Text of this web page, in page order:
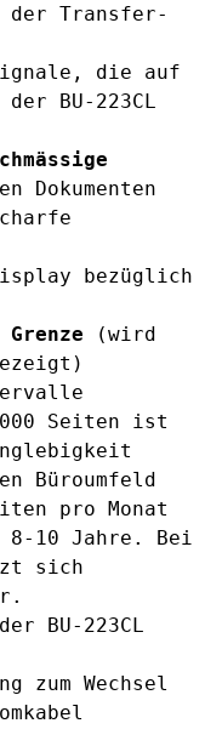
der Transfer-
die auf
BU-223CL
Dokumenten
bezüglich
(wird
Seiten ist
Büroumfeld
pro Monat
10 Jahre. Bei
sich
BU-223CL
Wechsel